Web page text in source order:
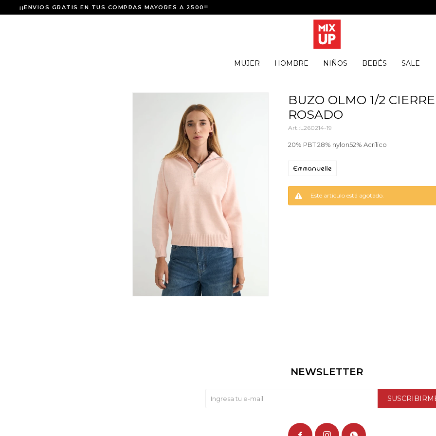
MUJER HOMBRE NIÑOS BEBÉS SALE
¡¡ENVIOS GRATIS EN TUS COMPRAS MAYORES A 2500!!
BUZO OLMO 1/2
ROSADO
L260214-19
20% PBT 28% nylon52% Acrílico
Este artículo está agotado.
NEWSLETTER